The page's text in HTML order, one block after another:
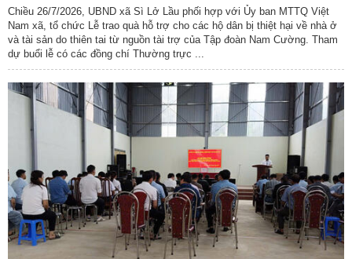
Chiều 26/7/2026, UBND xã Sì Lở Lầu phối hợp với Ủy ban MTTQ Việt
Nam xã, tổ chức Lễ trao quà hỗ trợ cho các hộ dân bị thiệt hại về nhà ở
và tài sản do thiên tai từ nguồn tài trợ của Tập đoàn Nam Cường. Tham
dự buổi lễ có các đồng chí Thường trực ...